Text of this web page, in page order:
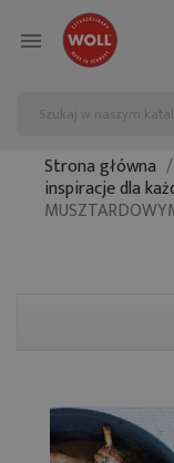

Strona główna
inspiracje dla